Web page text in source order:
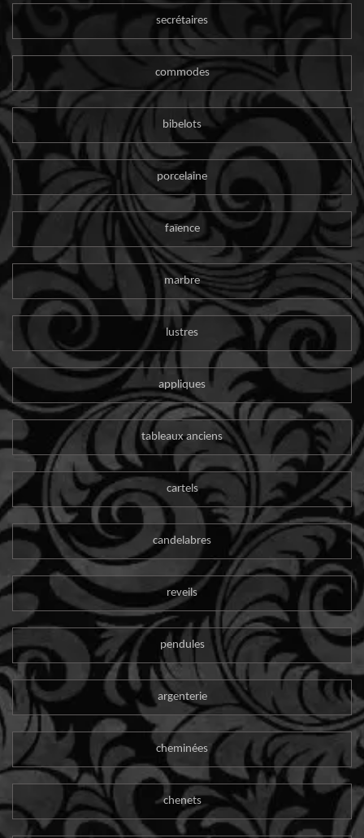
secrétaires
commodes
bibelots
porcelaine
faïence
marbre
lustres
appliques
tableaux anciens
cartels
candelabres
reveils
pendules
argenterie
cheminées
chenets